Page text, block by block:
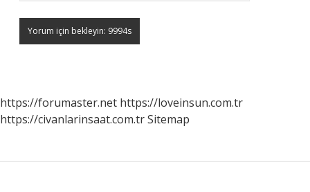
https://forumaster.net https://loveinsun.com.tr
https://civanlarinsaat.com.trSitemap